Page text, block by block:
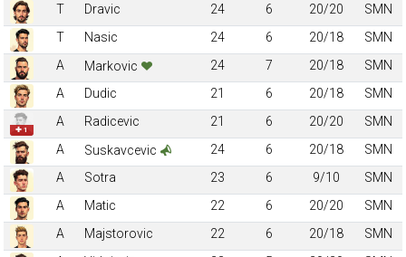
T
Dravic 24 6 20/20
SMN
T
Nasic 24 6 20/18
SMN
A
Markovic 24 7 20/18
SMN
A
Dudic 21 6 20/18 SMN
✚ 1
A Radicevic 21 6 20/20
SMN
A
Suskavcevic 24 6 20/18
SMN
A
Sotra 23 6 9/10
SMN
A
Matic 22 6 20/20
SMN
A
Majstorovic 22 6 20/18
SMN